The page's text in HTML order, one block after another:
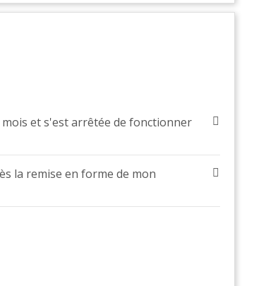
et s'est arrêtée de fonctionner
la remise en forme de mon